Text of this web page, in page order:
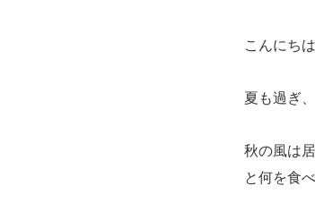
こんにち
夏も過ぎ
秋の風は
と何を食